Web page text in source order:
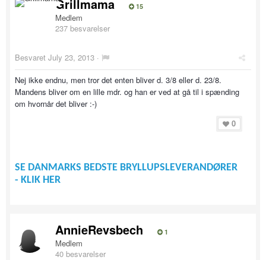
Grillmama 15
Medlem
237 besvarelser
Besvaret July 23, 2013 ·
Nej ikke endnu, men tror det enten bliver d. 3/8 eller d. 23/8.
Mandens bliver om en lille mdr. og han er ved at gå til i spænding
om hvornår det bliver :-)
0
SE DANMARKS BEDSTE BRYLLUPSLEVERANDØRER
- KLIK HER
AnnieRevsbech 1
Medlem
40 besvarelser